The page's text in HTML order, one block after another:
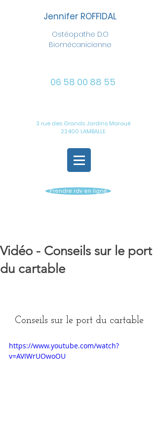
Jennifer ROFFIDAL
Ostéopathe D.O
Biomécanicienne
06 58 00 88 55
3 rue des Grands Jardins Maroué
22400 LAMBALLE
Prendre rdv en ligne
Vidéo - Conseils sur le port
du cartable
Conseils sur le port du cartable
https://www.youtube.com/watch?
v=AVIWrUOwoOU